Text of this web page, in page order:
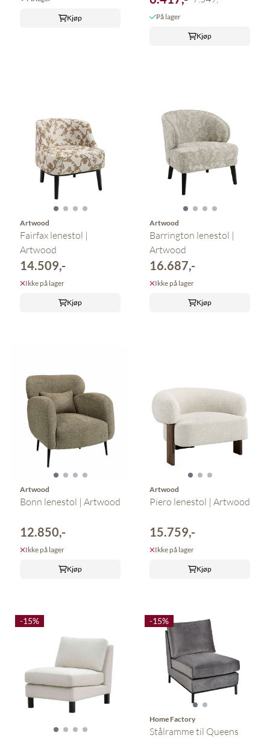
Kjøp På lager
Kjøp
Artwood
Fairfax lenestol |
Artwood
14.509,-
Ikke på lager
Kjøp
Artwood
Barrington lenestol |
Artwood
16.687,-
Ikke på lager
Kjøp
Artwood
Bonn lenestol | Artwood
12.850,-
Ikke på lager
Kjøp
Artwood
Piero lenestol | Artwood
15.759,-
Ikke på lager
Kjøp
-15% -15%
Home Factory
Stålramme til Queens